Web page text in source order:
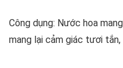
Công dụng: Nước hoa
mang lại cảm giác tươi tắn,